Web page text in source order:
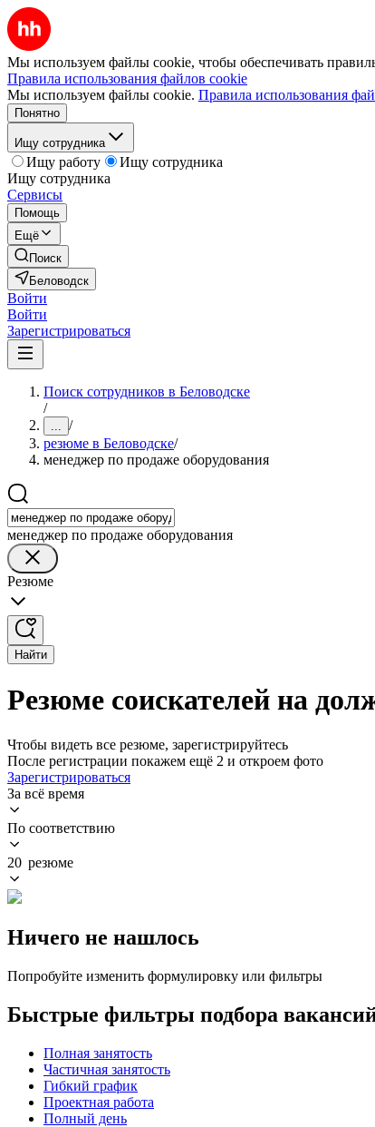
Мы используем файлы cookie, чтобы обеспечивать
Правила использования файлов cookie
Мы используем файлы cookie. Правила использования
Понятно
Ищу сотрудника
Ищу работу
Ищу сотрудника
Ищу сотрудника
Сервисы
Помощь
Ещё
Поиск
Беловодск
Войти
Войти
Зарегистрироваться
Поиск сотрудников в Беловодске
/
... /
резюме в Беловодске/
менеджер по продаже оборудования
менеджер по продаже оборудования
Резюме
Найти
Резюме соискателей на
Чтобы видеть все резюме, зарегистрируйтесь
После регистрации покажем ещё 2 и откроем фото
Зарегистрироваться
За всё время
По соответствию
20 резюме
Ничего не нашлось
Попробуйте изменить формулировку или фильтры
Быстрые фильтры подбора
Полная занятость
Частичная занятость
Гибкий график
Проектная работа
Полный день